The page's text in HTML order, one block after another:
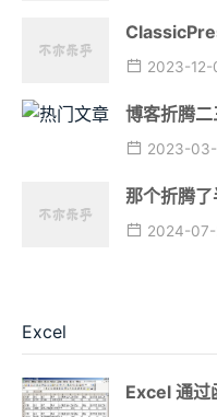
2023-12-
博客折腾二
2023-03-
那个折腾
2024-
Excel
Excel 通过